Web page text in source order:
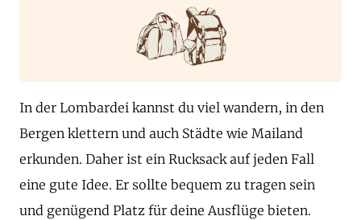
In der Lombardei kannst du viel wandern, in den
Bergen klettern und auch Städte wie Mailand
erkunden. Daher ist ein Rucksack auf jeden Fall
eine gute Idee. Er sollte bequem zu tragen sein
und genügend Platz für deine Ausflüge bieten.